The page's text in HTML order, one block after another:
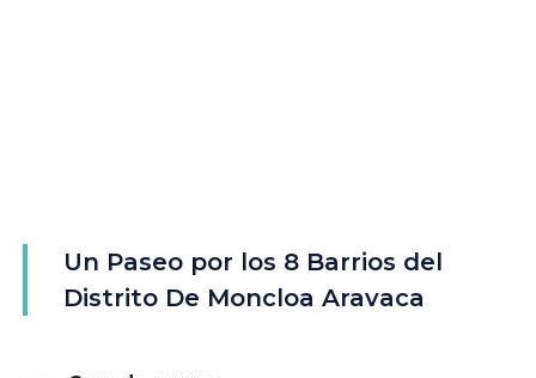
Un Paseo por los 8 Barrios del
Distrito De Moncloa Aravaca